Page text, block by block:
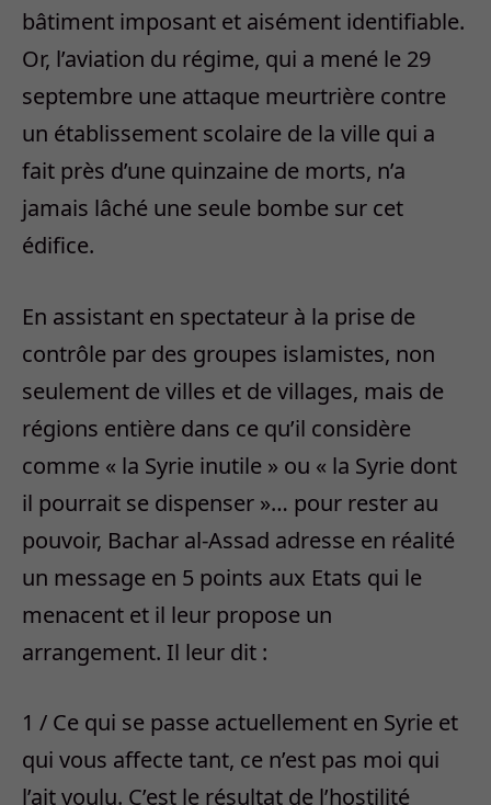
bâtiment imposant et aisément identifiable.
Or, l’aviation du régime, qui a mené le 29
septembre une attaque meurtrière contre
un établissement scolaire de la ville qui a
fait près d’une quinzaine de morts, n’a
jamais lâché une seule bombe sur cet
édifice.
En assistant en spectateur à la prise de
contrôle par des groupes islamistes, non
seulement de villes et de villages, mais de
régions entière dans ce qu’il considère
comme « la Syrie inutile » ou « la Syrie dont
il pourrait se dispenser »… pour rester au
pouvoir, Bachar al-Assad adresse en réalité
un message en 5 points aux Etats qui le
menacent et il leur propose un
arrangement. Il leur dit :
1 / Ce qui se passe actuellement en Syrie et
qui vous affecte tant, ce n’est pas moi qui
l’ait voulu. C’est le résultat de l’hostilité